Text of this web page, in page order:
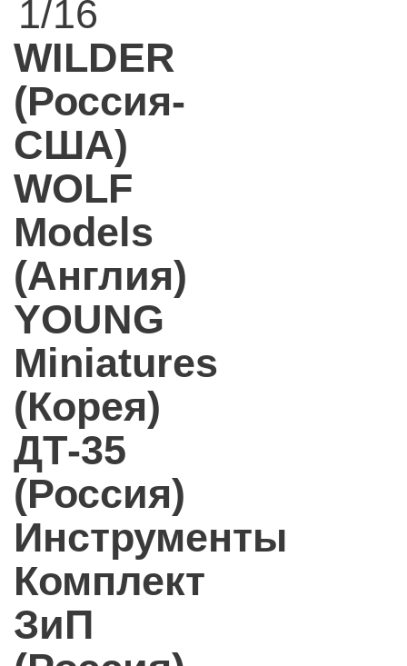
1/16
WILDER
(Россия-
США)
WOLF
Models
(Англия)
YOUNG
Miniatures
(Корея)
ДТ-35
(Россия)
Инструменты
Комплект
ЗиП